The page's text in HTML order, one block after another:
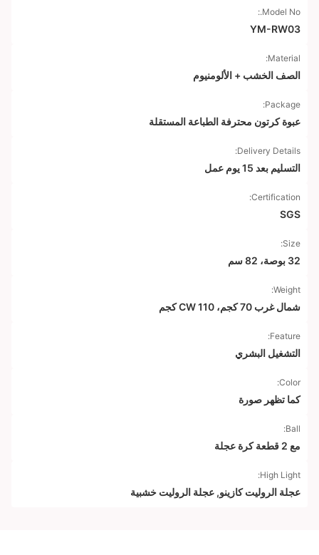
Model No.:
YM-RW03
Material:
الصف الخشب + الألومنيوم
Package:
عبوة كرتون محترفة الطباعة المستقلة
Delivery Details:
التسليم بعد 15 يوم عمل
Certification:
SGS
Size:
32 بوصة، 82 سم
Weight:
شمال غرب 70 كجم، CW 110 كجم
Feature:
التشغيل البشري
Color:
كما تظهر صورة
Ball:
مع 2 قطعة كرة عجلة
High Light:
عجلة الروليت كازينو, عجلة الروليت خشبية